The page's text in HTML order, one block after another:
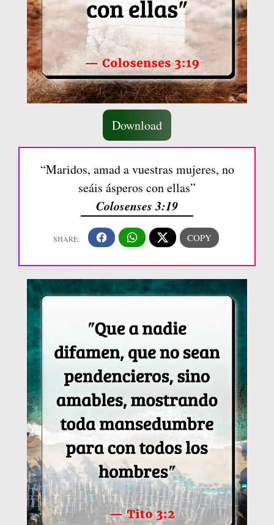
Download
“Maridos, amad a vuestras mujeres, no
seáis ásperos con ellas”
Colosenses 3:19